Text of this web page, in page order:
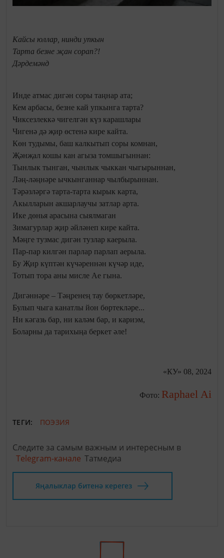
Кайсы юллар, нинди упкын
Тарта безне җан сорап?!
Дәрдемәнд
Инде атмас дигән соры таңнар ата;
Кем арбасы, безне кай упкынга тарта?
Чиксезлеккә чигелгән күз карашлары
Чигенә дә җир өстенә кире кайта.
Көн тудымы, баш калкытып соры комнан,
Җәнҗал кошы кан агыза томшыгыннан:
Тынлык тынган, чынлык чыккан чыгырыннан,
Ләң-ләңнәре ычкынганнар чылбырыннан.
Тәрәзләргә тарта-тарта кырык карта,
Акылларын акшарлаучы затлар арта.
Ике дөнья арасына сыялмаган
Зимагурлар җир әйләнеп кире кайта.
Мәңге тузмас дигән тузлар каерыла.
Пар-пар килгән парлар парлап аерыла.
Бу Җир күптән күчәреннән күчәр иде,
Тотып тора аны мисле Ае гына.
Дигәннәре – Тәңренең тау бөркетләре,
Булып чыга канатлы йон бөртекләре...
Ни кәгазь бар, ни каләм бар, и кариэм,
Боларны да тарихыңа беркет әле!
«КУ» 08, 2024
Фото: Raphael Ai
ТЕГИ: ПОЭЗИЯ
Следите за самым важным и интересным в
Telegram-канале Татмедиа
Яңалыклар битенә керегез